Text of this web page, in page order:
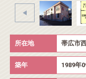
所在地 帯広市
築年 1989年